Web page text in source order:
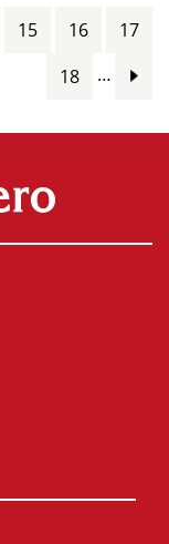
15 16
17
18
…